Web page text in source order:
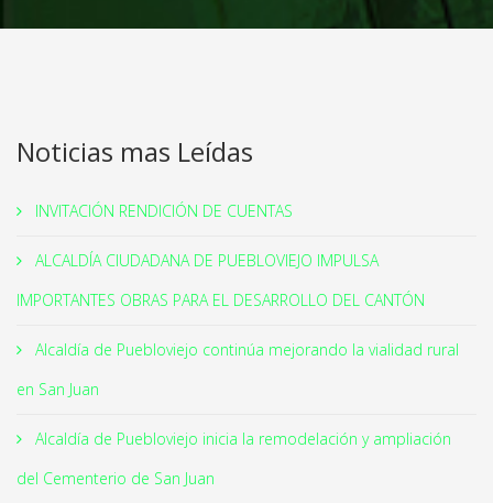
Noticias mas Leídas
INVITACIÓN RENDICIÓN DE CUENTAS
ALCALDÍA CIUDADANA DE PUEBLOVIEJO IMPULSA
IMPORTANTES OBRAS PARA EL DESARROLLO DEL CANTÓN
Alcaldía de Puebloviejo continúa mejorando la vialidad rural
en San Juan
Alcaldía de Puebloviejo inicia la remodelación y ampliación
del Cementerio de San Juan